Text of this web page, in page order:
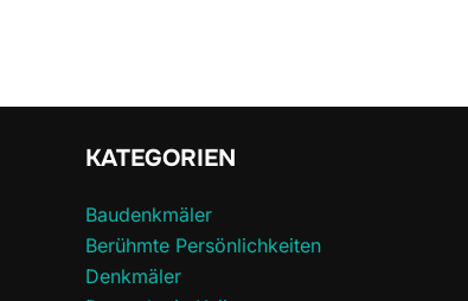
KATEGORIEN
Baudenkmäler
Berühmte Persönlichkeiten
Denkmäler